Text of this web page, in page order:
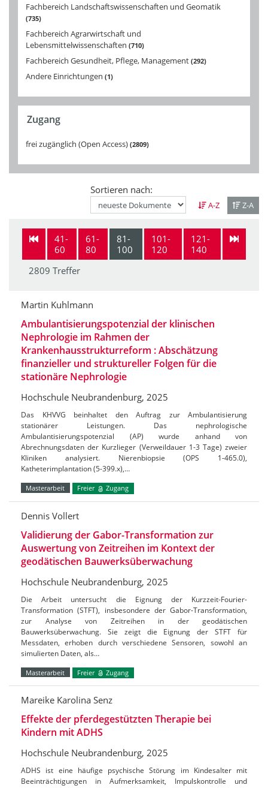
Fachbereich Landschaftswissenschaften und Geomatik
735
Fachbereich Agrarwirtschaft und
Lebensmittelwissenschaften 710
Fachbereich Gesundheit, Pflege, Management 292
Andere Einrichtungen 1
Zugang
frei zugänglich (Open Access) 2809
Sortieren nach:
A-Z Z-A
41-
60
61-
80
81-
100
101-
120
121-
140
2809 Treffer
Martin Kuhlmann
Ambulantisierungspotenzial der klinischen
Nephrologie im Rahmen der
Krankenhausstrukturreform : Abschätzung
finanzieller und struktureller Folgen für die
stationäre Nephrologie
Hochschule Neubrandenburg, 2025
Das KHVVG beinhaltet den Auftrag zur Ambulantisierung
stationärer Leistungen. Das nephrologische
Ambulantisierungspotenzial (AP) wurde anhand von
Abrechnungsdaten der Kurzlieger (Verweildauer 1-3 Tage) zweier
Kliniken analysiert. Nierenbiopsie (OPS 1-465.0),
Katheterimplantation (5-399.x),…
Masterarbeit Freier Zugang
Dennis Vollert
Validierung der Gabor-Transformation zur
Auswertung von Zeitreihen im Kontext der
geodätischen Bauwerksüberwachung
Hochschule Neubrandenburg, 2025
Die Arbeit untersucht die Eignung der Kurzzeit-Fourier-
Transformation (STFT), insbesondere der Gabor-Transformation,
zur Analyse von Zeitreihen in der geodätischen
Bauwerksüberwachung. Sie zeigt die Eignung der STFT für
Messdaten, erhoben durch verschiedene Sensoren, sowohl an
simulierten Daten, als…
Masterarbeit Freier Zugang
Mareike Karolina Senz
Effekte der pferdegestützten Therapie bei
Kindern mit ADHS
Hochschule Neubrandenburg, 2025
ADHS ist eine häufige psychische Störung im Kindesalter mit
Beeinträchtigungen in Aufmerksamkeit, Impulskontrolle und